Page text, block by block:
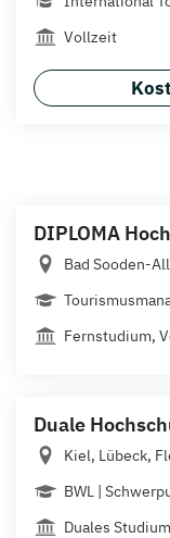
Vollzeit
DIPLOMA
Bad Sooden-
Fernstudium,
Duale
Kiel, Lübeck,
BWL |
Duales Studium